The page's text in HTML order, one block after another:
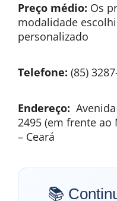
Preço médio: Os
modalidade
personalizado
Telefone: (85)
Endereço:
2495 (em frente ao
– Ceará
📚